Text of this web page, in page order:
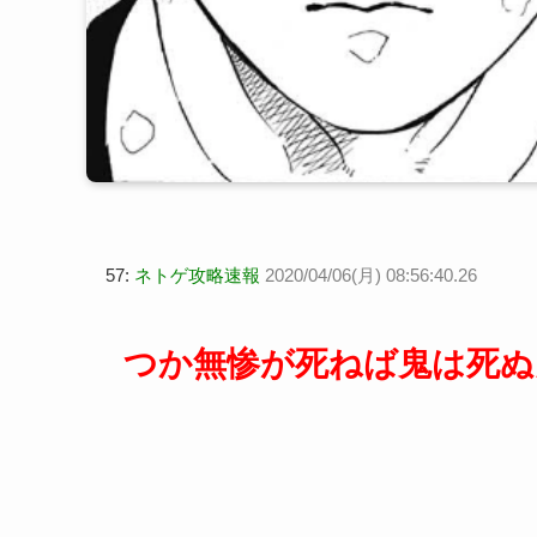
57: ネトゲ攻略速報 2020/04/06(月) 08:56:40.26
つか無惨が死ねば鬼は死